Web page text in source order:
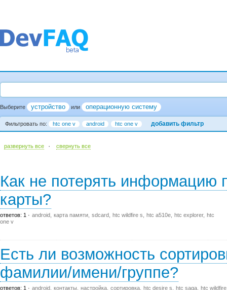
Выберите устройство или операционную систему
Фильтровать по: htc one v android htc one v добавить фильтр
развернуть все · cвернуть все
Как не потерять информацию
карты?
ответов: 1 android карта памяти sdcard htc wildfire s htc a510e htc explorer htc
one v
Есть ли возможность
фамилии/имени/группе?
ответов: 1 android контакты настройка сортировка htc desire s htc saga htc